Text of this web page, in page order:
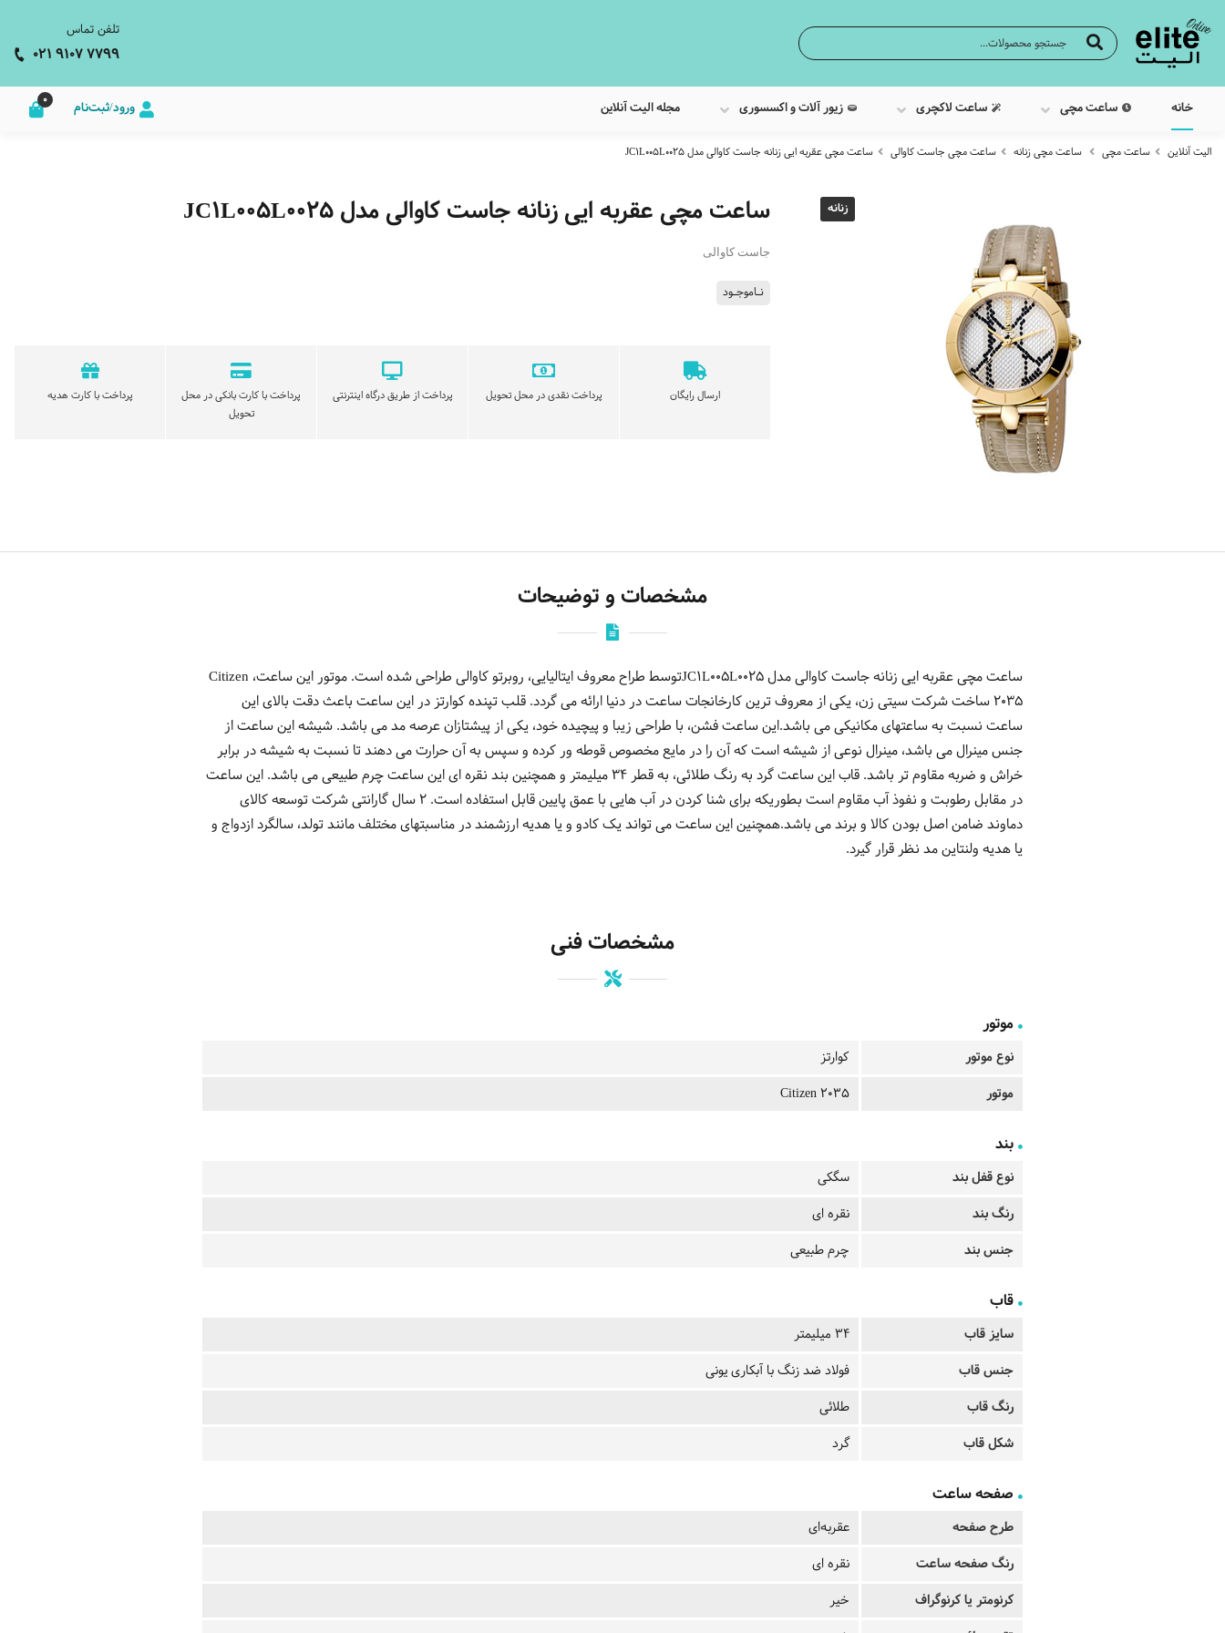
تلفن تماس
021 9107 7799
خانه ساعت مچی ساعت لاکچری زیور آلات و اکسسوری مجله الیت آنلاین ورود/ثبت‌نام 0
الیت آنلاین ساعت مچی ساعت مچی زنانه ساعت مچی جاست کاوالی ساعت مچی عقربه ایی زنانه جاست کاوالی مدل JC1L005L0025
زنانه ساعت مچی عقربه ایی زنانه جاست کاوالی مدل JC1L005L0025
جاست کاوالی
نـاموجـود
ارسال رایگان پرداخت نقدی در محل تحویل پرداخت از طریق درگاه اینترنتی
پرداخت با کارت بانکی در محل
تحویل
پرداخت با کارت هدیه
مشخصات و توضیحات
ساعت مچی عقربه ایی زنانه جاست کاوالی مدل JC1L005L0025توسط طراح معروف ایتالیایی، روبرتو کاوالی طراحی شده است. موتور این ساعت، Citizen
2035 ساخت شرکت سیتی زن، یکی از معروف ترین کارخانجات ساعت در دنیا ارائه می گردد. قلب تپنده کوارتز در این ساعت باعث دقت بالای این
ساعت نسبت به ساعتهای مکانیکی می باشد.این ساعت فشن، با طراحی زیبا و پیچیده خود، یکی از پیشتازان عرصه مد می باشد. شیشه این ساعت از
جنس مینرال می باشد، مینرال نوعی از شیشه است که آن را در مایع مخصوص قوطه ور کرده و سپس به آن حرارت می دهند تا نسبت به شیشه در برابر
خراش و ضربه مقاوم تر باشد. قاب این ساعت گرد به رنگ طلائی، به قطر 34 میلیمتر و همچنین بند نقره ای این ساعت چرم طبیعی می باشد. این ساعت
در مقابل رطوبت و نفوذ آب مقاوم است بطوریکه برای شنا کردن در آب هایی با عمق پایین قابل استفاده است. 2 سال گارانتی شرکت توسعه کالای
دماوند ضامن اصل بودن کالا و برند می باشد.همچنین این ساعت می تواند یک کادو و یا هدیه ارزشمند در مناسبتهای مختلف مانند تولد، سالگرد ازدواج و
یا هدیه ولنتاین مد نظر قرار گیرد.
مشخصات فنی
موتور
نوع موتور
کوارتز
موتور
Citizen 2035
بند
نوع قفل بند
سگکی
رنگ بند
نقره ای
جنس بند
چرم طبیعی
قاب
سایز قاب
34 میلیمتر
جنس قاب
فولاد ضد زنگ با آبکاری یونی
رنگ قاب
طلائی
شکل قاب
گرد
صفحه ساعت
طرح صفحه
عقربه‌ای
رنگ صفحه ساعت
نقره ای
کرنومتر یا کرنوگراف
خیر